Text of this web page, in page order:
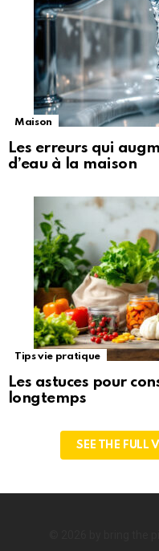
Maison
Les erreurs qui
d’eau à la maison
Tips vie pratique
Les astuces pour
longtemps
SEE THE FULL